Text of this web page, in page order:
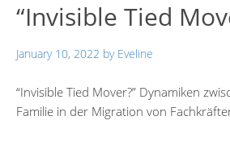
“Invisible Tied
January 10, 2022 by Eveline
“Invisible Tied Mover?” Dynamiken
Familie in der Migration von